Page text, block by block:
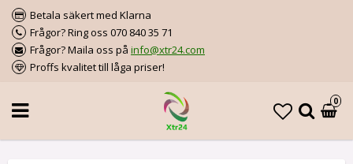
Betala säkert med Klarna
Frågor? Ring oss 070 840 35 71
Frågor? Maila oss på info@xtr24.com
Proffs kvalitet till låga priser!
0